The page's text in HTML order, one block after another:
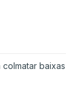
baixas